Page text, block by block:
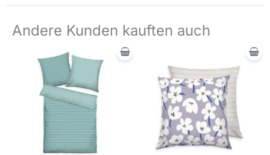
Andere Kunden kauften auch